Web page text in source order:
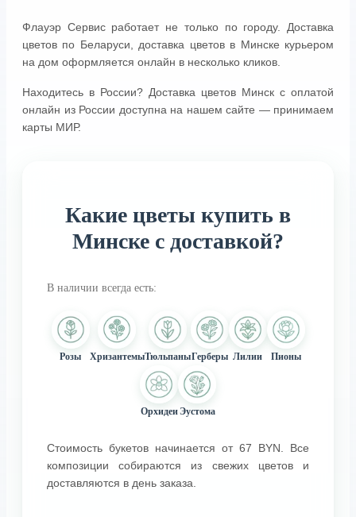
Флауэр Сервис работает не только по городу. Доставка
цветов по Беларуси, доставка цветов в Минске курьером
на дом оформляется онлайн в несколько кликов.
Находитесь в России? Доставка цветов Минск с оплатой
онлайн из России доступна на нашем сайте — принимаем
карты МИР.
Какие цветы купить в
Минске с доставкой?
В наличии всегда есть:
Розы ХризантемыТюльпаныГерберы Лилии Пионы
ОрхидеиЭустома
Стоимость букетов начинается от 67 BYN. Все
композиции собираются из свежих цветов и
доставляются в день заказа.